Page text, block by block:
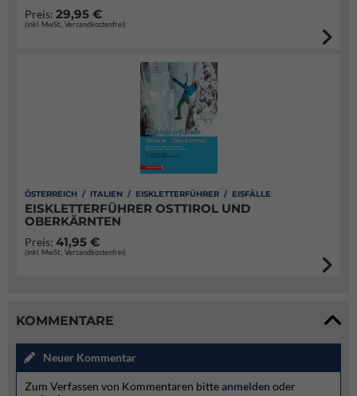
Preis: 29,95 €
(inkl. MwSt., Versandkostenfrei)
ÖSTERREICH / ITALIEN / EISKLETTERFÜHRER / EISFÄLLE
EISKLETTERFÜHRER OSTTIROL UND
OBERKÄRNTEN
Preis: 41,95 €
(inkl. MwSt., Versandkostenfrei)
KOMMENTARE
Neuer Kommentar
Zum Verfassen von Kommentaren bitteanmelden oder